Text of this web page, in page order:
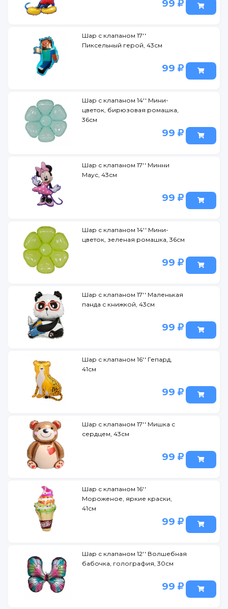
99
Шар с клапаном 17''
Пиксельный герой, 43см
99
Шар с клапаном 14'' Мини-
цветок, бирюзовая ромашка,
36см
99
Шар с клапаном 17'' Минни
Маус, 43см
99
Шар с клапаном 14'' Мини-
цветок, зеленая ромашка, 36см
99
Шар с клапаном 17'' Маленькая
панда с книжкой, 43см
99
Шар с клапаном 16'' Гепард,
41см
99
Шар с клапаном 17'' Мишка с
сердцем, 43см
99
Шар с клапаном 16''
Мороженое, яркие краски,
41см
99
Шар с клапаном 12'' Волшебная
бабочка, голография, 30см
99